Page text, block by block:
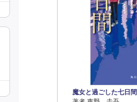
魔女と過ごした七日間